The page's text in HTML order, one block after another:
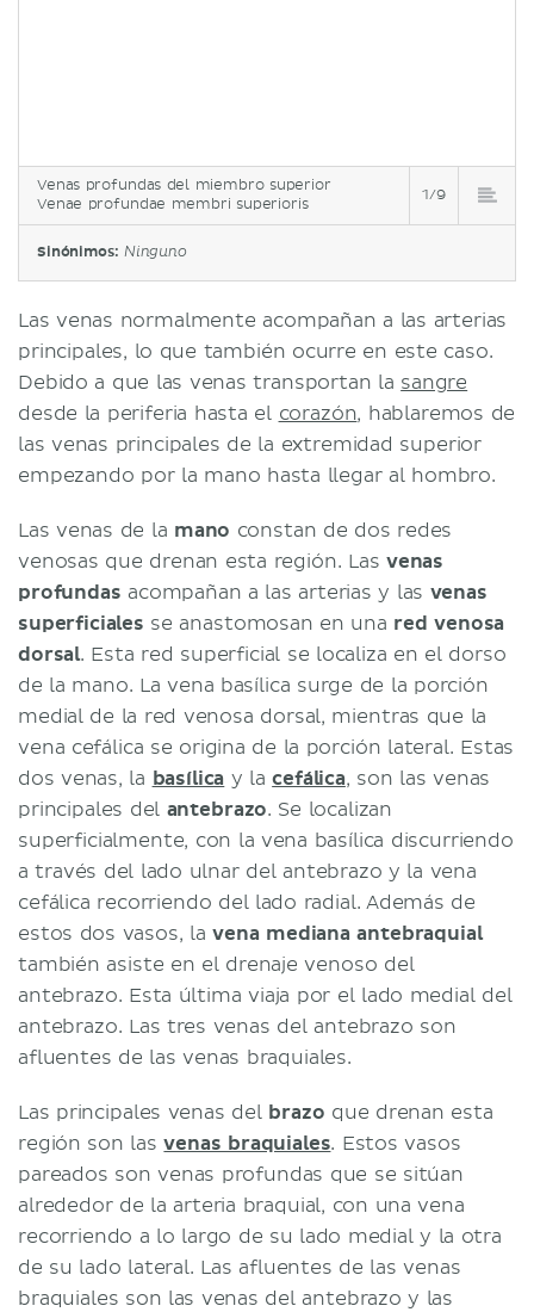
Venas profundas del miembro superior
Venae profundae membri superioris
1/9
Sinónimos: Ninguno
Las venas normalmente acompañan a las arterias
principales, lo que también ocurre en este caso.
Debido a que las venas transportan la sangre
desde la periferia hasta el corazón, hablaremos de
las venas principales de la extremidad superior
empezando por la mano hasta llegar al hombro.
Las venas de la mano constan de dos redes
venosas que drenan esta región. Las venas
profundas acompañan a las arterias y las venas
superficiales se anastomosan en una red venosa
dorsal. Esta red superficial se localiza en el dorso
de la mano. La vena basílica surge de la porción
medial de la red venosa dorsal, mientras que la
vena cefálica se origina de la porción lateral. Estas
dos venas, la basílica y lacefálica, son las venas
principales del antebrazo. Se localizan
superficialmente, con la vena basílica discurriendo
a través del lado ulnar del antebrazo y la vena
cefálica recorriendo del lado radial. Además de
estos dos vasos, lavena mediana antebraquial
también asiste en el drenaje venoso del
antebrazo. Esta última viaja por el lado medial del
antebrazo. Las tres venas del antebrazo son
afluentes de las venas braquiales.
Las principales venas del brazo que drenan esta
región son lasvenas braquiales. Estos vasos
pareados son venas profundas que se sitúan
alrededor de la arteria braquial, con una vena
recorriendo a lo largo de su lado medial y la otra
de su lado lateral. Las afluentes de las venas
braquiales son las venas del antebrazo y las